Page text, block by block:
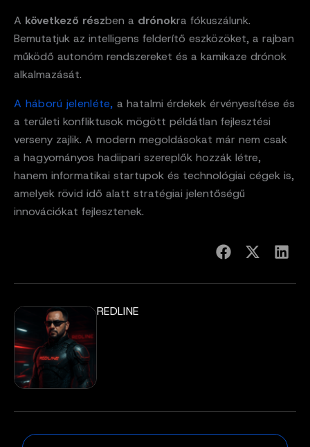
A következő részben a drónokra fókuszálunk.
Bemutatjuk az intelligens felderítő eszközöket, a rajban
működő autonóm rendszereket és a kamikaze drónok
alkalmazását.
A háború jelenléte, a hatalmi érdekek érvényesítése és
a területi konfliktusok mögött példátlan fejlesztési
verseny zajlik. A modern megoldásokat már nem csak
a hagyományos hadiipari szereplők hozzák létre,
hanem informatikai startupok és technológiai cégek is,
amelyek rövid idő alatt stratégiai jelentőségű
innovációkat fejlesztenek.
REDLINE